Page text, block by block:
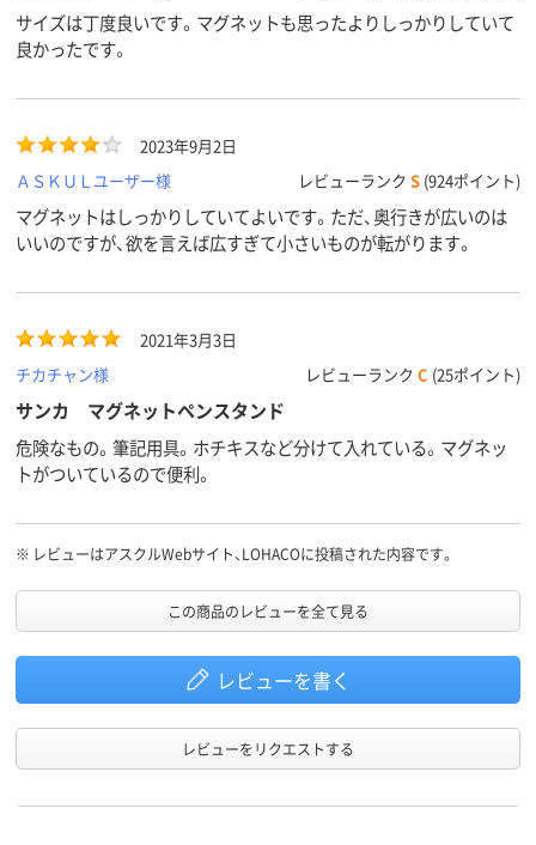
サイズは丁度良いです。マグネットも思ったよりしっかりしていて
良かったです。
2023年9月2日
ＡＳＫＵＬユーザー様
レビューランク S (924ポイント)
マグネットはしっかりしていてよいです。ただ、奥行きが広いのは
いいのですが、欲を言えば広すぎて小さいものが転がります。
2021年3月3日
チカチャン様
レビューランク C (25ポイント)
サンカ マグネットペンスタンド
危険なもの。筆記用具。ホチキスなど分けて入れている。マグネッ
トがついているので便利。
※ レビューはアスクルWebサイト、LOHACOに投稿された内容です。
この商品のレビューを全て見る
レビューを書く
レビューをリクエストする